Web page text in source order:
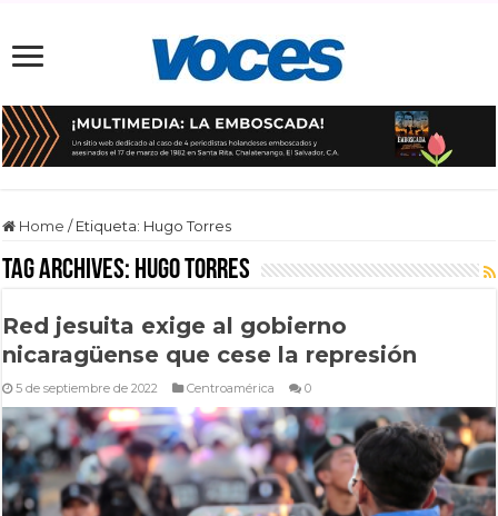
Home / Etiqueta: Hugo Torres
Tag Archives: Hugo Torres
Red jesuita exige al gobierno
nicaragüense que cese la represión
5 de septiembre de 2022 Centroamérica 0